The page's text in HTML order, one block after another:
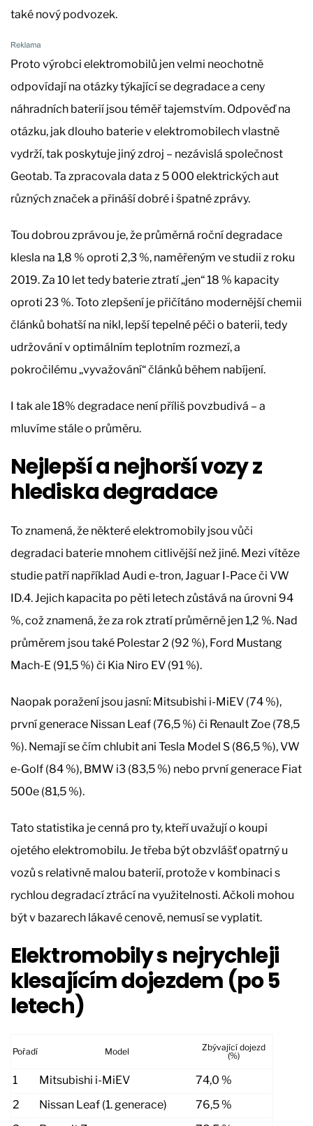
také nový podvozek.
Proto výrobci elektromobilů jen velmi neochotně
odpovídají na otázky týkající se degradace a ceny
náhradních baterií jsou téměř tajemstvím. Odpověď na
otázku, jak dlouho baterie v elektromobilech vlastně
vydrží, tak poskytuje jiný zdroj – nezávislá společnost
Geotab. Ta zpracovala data z 5 000 elektrických aut
různých značek a přináší dobré i špatné zprávy.
Tou dobrou zprávou je, že průměrná roční degradace
klesla na 1,8 % oproti 2,3 %, naměřeným ve studii z roku
2019. Za 10 let tedy baterie ztratí „jen“ 18 % kapacity
oproti 23 %. Toto zlepšení je přičítáno modernější chemii
článků bohatší na nikl, lepší tepelné péči o baterii, tedy
udržování v optimálním teplotním rozmezí, a
pokročilému „vyvažování“ článků během nabíjení.
I tak ale 18% degradace není příliš povzbudivá – a
mluvíme stále o průměru.
Nejlepší a nejhorší vozy z
hlediska degradace
To znamená, že některé elektromobily jsou vůči
degradaci baterie mnohem citlivější než jiné. Mezi vítěze
studie patří například Audi e-tron, Jaguar I-Pace či VW
ID.4. Jejich kapacita po pěti letech zůstává na úrovni 94
%, což znamená, že za rok ztratí průměrně jen 1,2 %. Nad
průměrem jsou také Polestar 2 (92 %), Ford Mustang
Mach-E (91,5 %) či Kia Niro EV (91 %).
Naopak poražení jsou jasní: Mitsubishi i-MiEV (74 %),
první generace Nissan Leaf (76,5 %) či Renault Zoe (78,5
%). Nemají se čím chlubit ani Tesla Model S (86,5 %), VW
e-Golf (84 %), BMW i3 (83,5 %) nebo první generace Fiat
500e (81,5 %).
Tato statistika je cenná pro ty, kteří uvažují o koupi
ojetého elektromobilu. Je třeba být obzvlášť opatrný u
vozů s relativně malou baterií, protože v kombinaci s
rychlou degradací ztrácí na využitelnosti. Ačkoli mohou
být v bazarech lákavé cenově, nemusí se vyplatit.
Elektromobily s nejrychleji
klesajícím dojezdem (po 5
letech)
Pořadí Model
Zbývající dojezd
(%)
1 Mitsubishi i-MiEV
74,0 %
2
Nissan Leaf (1. generace)
76,5 %